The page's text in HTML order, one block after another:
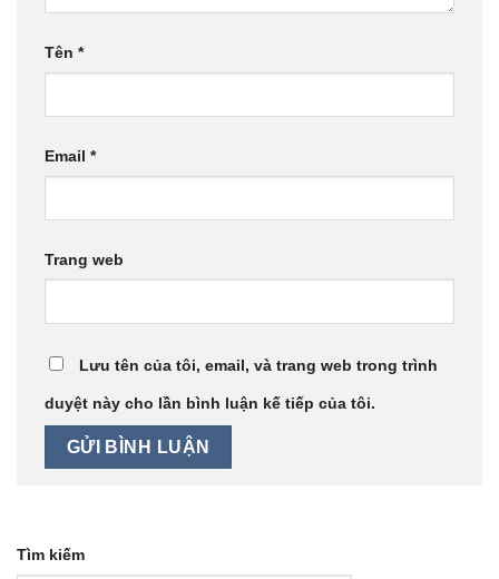
Tên *
Email *
Trang web
Lưu tên của tôi, email, và trang web trong trình
duyệt này cho lần bình luận kế tiếp của tôi.
Tìm kiếm